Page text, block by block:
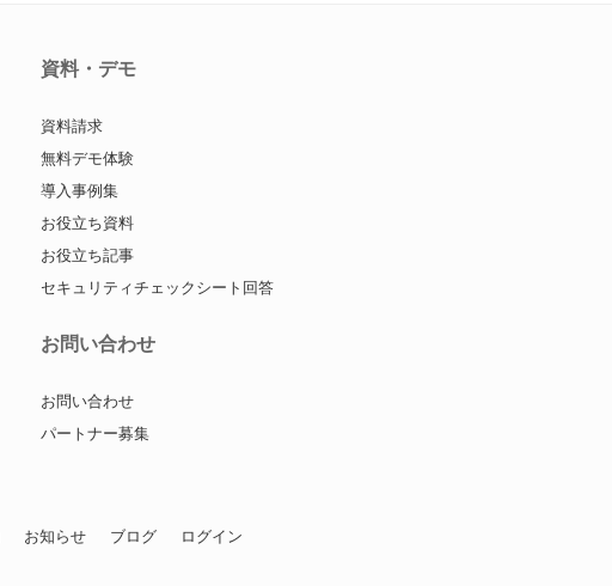
資料・デモ
資料請求
無料デモ体験
導入事例集
お役立ち資料
お役立ち記事
セキュリティチェックシート回答
お問い合わせ
お問い合わせ
パートナー募集
お知らせ ブログ ログイン